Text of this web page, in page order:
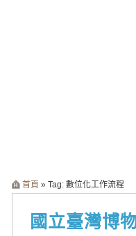
首頁 » Tag: 數位化工作流程
國立臺灣博